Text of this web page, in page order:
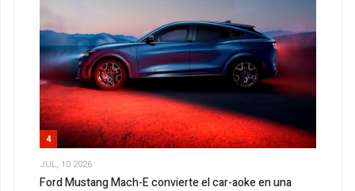
4
JUL, 10 2026
Ford Mustang Mach-E convierte el car-aoke en una